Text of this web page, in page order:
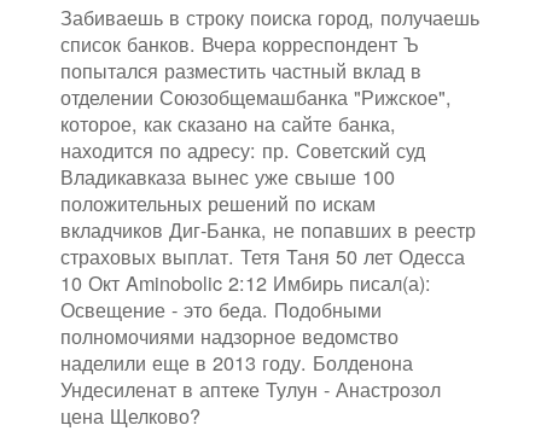
Забиваешь в строку поиска город, получаешь
список банков. Вчера корреспондент Ъ
попытался разместить частный вклад в
отделении Союзобщемашбанка "Рижское",
которое, как сказано на сайте банка,
находится по адресу: пр. Советский суд
Владикавказа вынес уже свыше 100
положительных решений по искам
вкладчиков Диг-Банка, не попавших в реестр
страховых выплат. Тетя Таня 50 лет Одесса
10 Окт Aminobolic 2:12 Имбирь писал(а):
Освещение - это беда. Подобными
полномочиями надзорное ведомство
наделили еще в 2013 году. Болденона
Ундесиленат в аптеке Тулун - Анастрозол
цена Щелково?